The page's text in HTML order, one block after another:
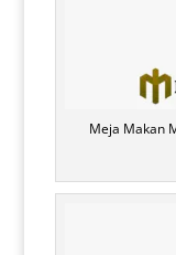
Meja Makan